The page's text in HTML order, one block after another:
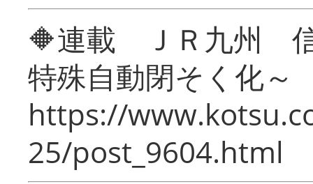
🔶連載 ＪＲ九州 信
特殊自動閉そく化～
https://
25/post_9604.html